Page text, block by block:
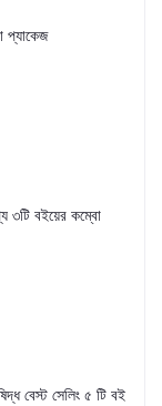
প্যাকেজ
৩টি বইয়ের কম্বো
বেস্ট সেলিং ৫ টি বই